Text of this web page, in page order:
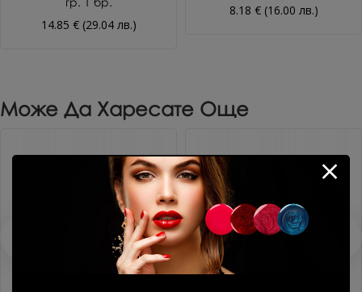
14.85 € (29.04 лв.)
8.18 € (16.00 лв.)
Може Да Харесате Още